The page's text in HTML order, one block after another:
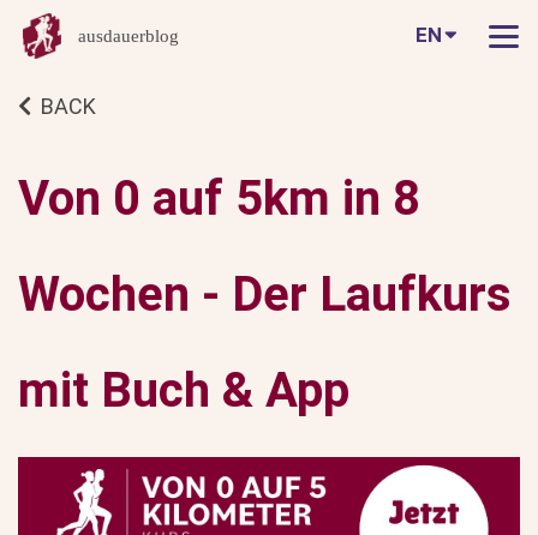
ausdauerblog EN
BACK
Von 0 auf 5km in 8
Wochen - Der Laufkurs
mit Buch & App